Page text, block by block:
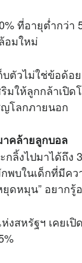
ที่อายุต่ำกว่า
อมใหม่
ตัวไม่ใช่ข้อด้อ
มให้ลูกกล้าเปิ
โลกภายนอก
คล้ายลูกบอล
กลิ้งไปมาได้ถึง
พบในเด็กที่มีค
ดหมุน” อยากรู้
สหรัฐฯ เคยเ